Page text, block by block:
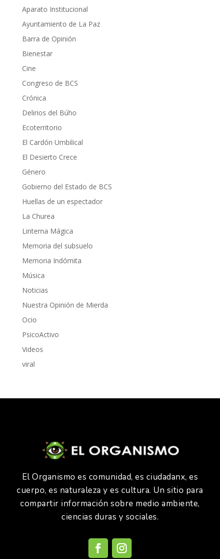
Aparato Institucional
Ayuntamiento de La Paz
Barra de Opinión
Bienestar
Cine
Congreso de BCS
Crónica
Delirios del Búho
Ecoterritorio
El Cardón Umbilical
El Desierto Crece
Género
Gobierno del Estado de BCS
Huellas de un espectador
La Churea
Linterna Mágica
Memoria del subsuelo
Memoria Indómita
Música
Noticias
Nuestra Opinión de Mierda
Ocio
PsicoActivo
Videos
viral
El Organismo es comunidad, es ciudadanx, es
cuerpo, es naturaleza y es cultura. Un sitio para
compartir información sobre medio ambiente,
ciencias duras y sociales.